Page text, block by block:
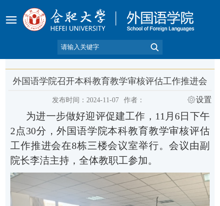
外国语学院召开本科教育教学审核评估工作推进会
发布时间：2024-11-07 作者： 设置
为进一步做好迎评促建工作， 11 月6日下午
2 点30分，外国语学院本科教育教学审核评估
工作推进会在8栋三楼会议室举行。会议由副
院长李洁主持，全体教职工参加。